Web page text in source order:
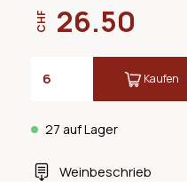
Weinbeschrieb
27 auf Lager
CHF 26.50
Kaufen